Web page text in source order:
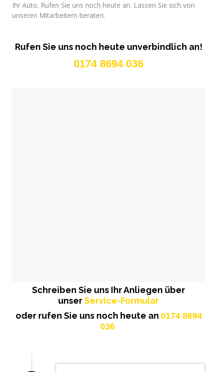
Ihr Auto. Rufen Sie uns noch heute an. Lassen Sie sich von
unseren Mitarbeitern beraten.
Rufen Sie uns noch heute unverbindlich an!
0174 8694 036
Schreiben Sie uns Ihr Anliegen über
unserService-Formular
oder rufen Sie uns noch heute an 0174 8694
036